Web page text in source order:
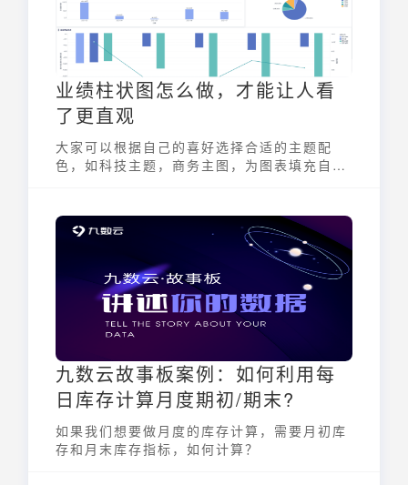
业绩柱状图怎么做，才能让人看
了更直观
大家可以根据自己的喜好选择合适的主题配
色，如科技主题，商务主图，为图表填充自己
九数云故事板案例：如何利用每
日库存计算月度期初/期末?
如果我们想要做月度的库存计算，需要月初库
存和月末库存指标，如何计算？